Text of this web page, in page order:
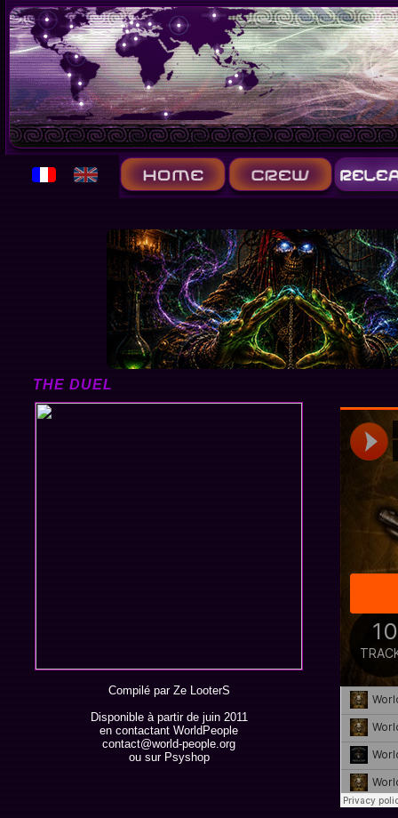
THE DUEL
Compilé par Ze LooterS
Disponible à partir de juin 2011
en contactant WorldPeople
contact@world-people.org
ou sur Psyshop